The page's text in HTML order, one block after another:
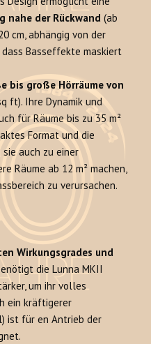
nahe der Rückwand (ab
cm, abhängig von der
Basseffekte maskiert
bis große Hörräume von
ft). Ihre Dynamik und
für Räume bis zu 35 m²
Format und die
auch zu einer
Räume ab 12 m² machen,
zu verursachen.
Wirkungsgrades und
die Lunna MKII
um ihr volles
ein kräftigerer
ist für en Antrieb der